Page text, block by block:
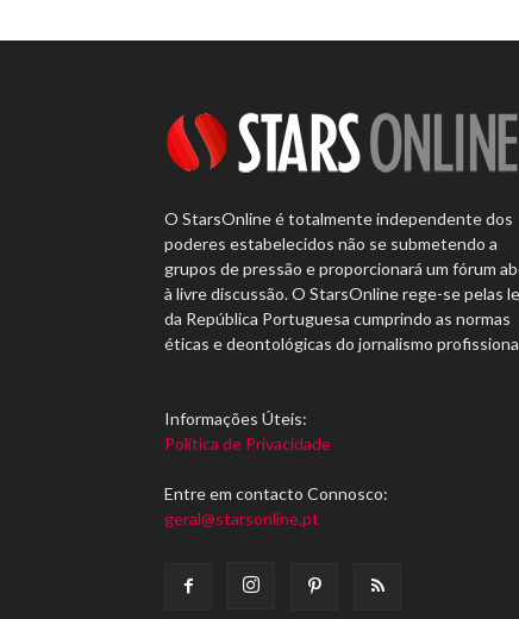
O StarsOnline é totalmente independente dos
poderes estabelecidos não se submetendo a
grupos de pressão e proporcionará um fórum
à livre discussão. O StarsOnline rege-se pelas
da República Portuguesa cumprindo as normas
éticas e deontológicas do jornalismo
Informações Úteis:
Política de Privacidade
Entre em contacto Connosco:
geral@starsonline.pt